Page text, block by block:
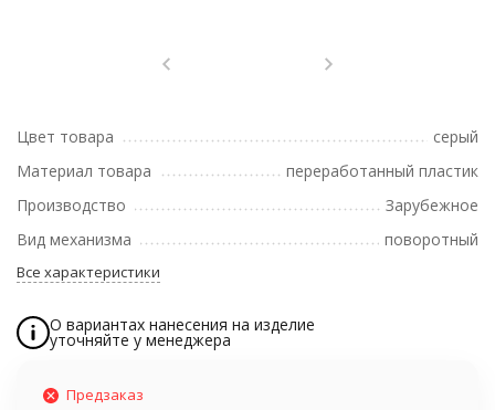
Цвет товара
серый
Материал товара
переработанный пластик
Производство
Зарубежное
Вид механизма
поворотный
Все характеристики
О вариантах нанесения на изделие
уточняйте у менеджера
Предзаказ